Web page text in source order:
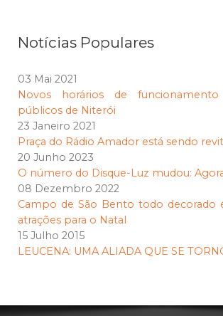
Notícias Populares
03 Mai 2021
Novos horários de
públicos de Niterói
23 Janeiro 2021
Praça do Rádio Amador está sendo
20 Junho 2023
O número do Disque-Luz mudou:
08 Dezembro 2022
Campo de São Bento todo decorado
atrações para o Natal
15 Julho 2015
LEUCENA: UMA ALIADA QUE SE